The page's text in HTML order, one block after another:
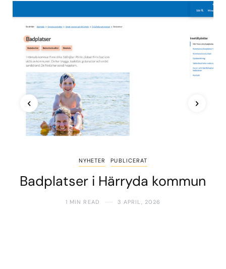
NYHETER PUBLICERAT
Badplatser i Härryda kommun
1 MIN READ 3 APRIL, 2026